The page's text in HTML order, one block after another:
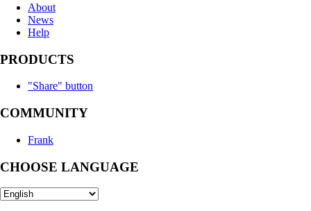
About
News
Help
PRODUCTS
"Share" button
COMMUNITY
Frank
CHOOSE LANGUAGE